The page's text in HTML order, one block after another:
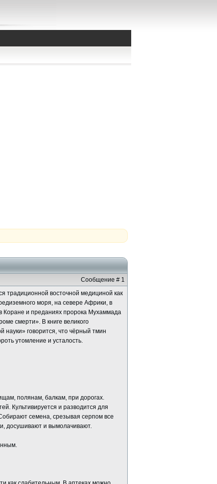
Сообщение # 1
традиционной восточной медициной как
моря, на севере Африки, в
Коране и преданиях пророка Мухаммада
смерти». В книге великого
науки» говорится, что чёрный тмин
утомление и усталость.
полянам, балкам, при дорогах.
Культивируется и разводится для
семена, срезывая серпом все
досушивают и вымолачивают.